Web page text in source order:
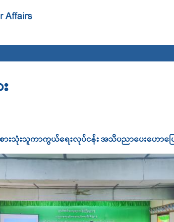
ားသုံးသူကာကွယ်ရေးလုပ်ငန်း အသိပညာ‌ပေး‌ဟောပြေ